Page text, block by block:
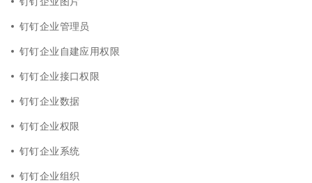
钉钉企业管理员
钉钉企业自建应用权限
钉钉企业接口权限
钉钉企业数据
钉钉企业权限
钉钉企业系统
钉钉企业组织